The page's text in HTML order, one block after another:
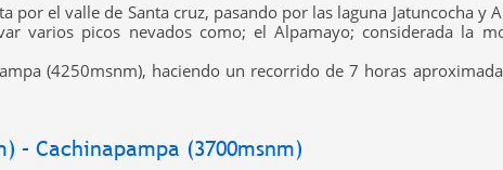
por el valle de Santa cruz, pasando por las laguna Jatuncocha y
varios picos nevados como; el Alpamayo; considerada la
(4250msnm), haciendo un recorrido de 7 horas
– Cachinapampa (3700msnm)